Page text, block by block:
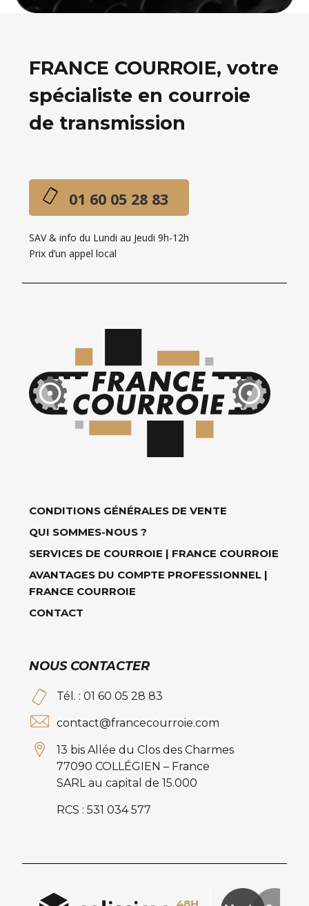
FRANCE COURROIE, votre
spécialiste en courroie
de transmission
01 60 05 28 83
SAV & info du Lundi au Jeudi 9h-12h
Prix d’un appel local
CONDITIONS GÉNÉRALES DE VENTE
QUI SOMMES-NOUS ?
SERVICES DE COURROIE | FRANCE COURROIE
AVANTAGES DU COMPTE PROFESSIONNEL |
FRANCE COURROIE
CONTACT
NOUS CONTACTER
Tél. : 01 60 05 28 83
contact@francecourroie.com
13 bis Allée du Clos des Charmes
77090 COLLÉGIEN – France
SARL au capital de 15.000
RCS : 531 034 577